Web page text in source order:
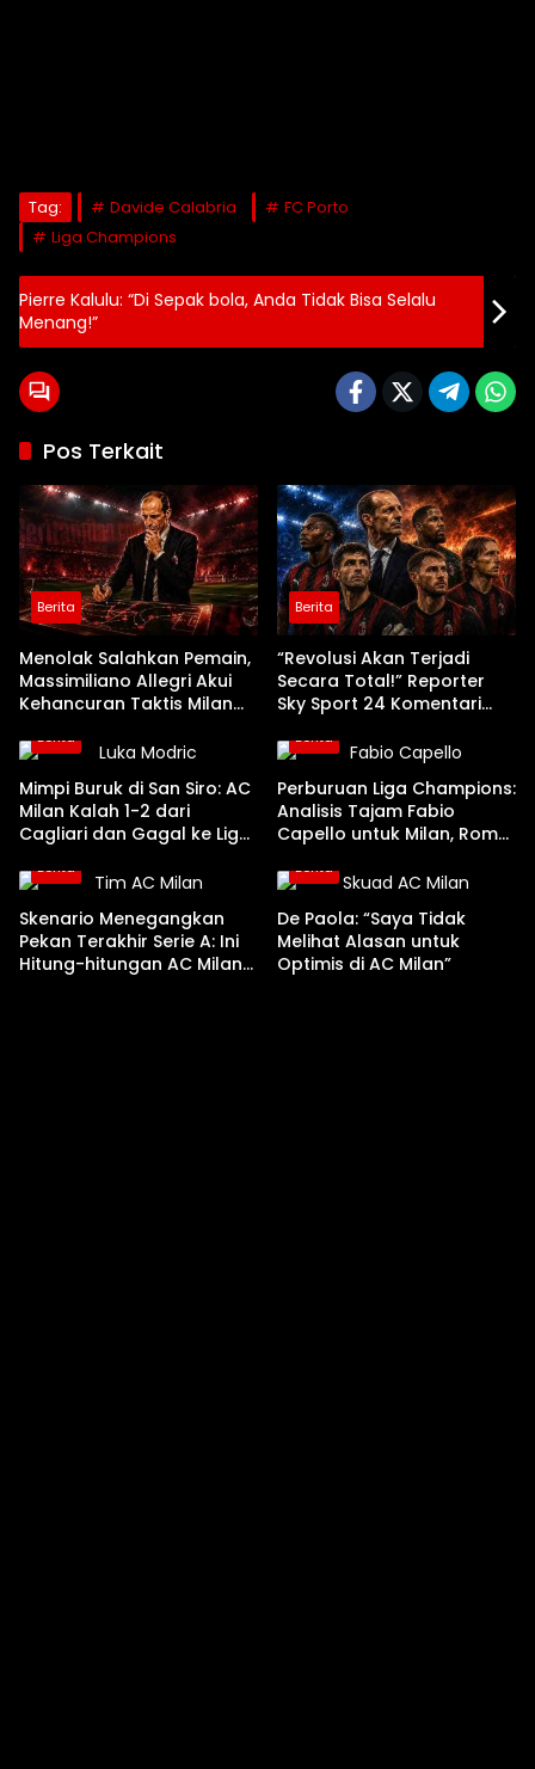
Tag: Davide Calabria
FC Porto
Liga Champions
Pierre Kalulu: “Di Sepak bola, Anda Tidak Bisa Selalu
Menang!”
Pos Terkait
Berita
Menolak Salahkan Pemain,
Massimiliano Allegri Akui
Kehancuran Taktis Milan
Berita
“Revolusi Akan Terjadi
Secara Total!” Reporter
Sky Sport 24 Komentari
Berita
Mimpi Buruk di San Siro: AC
Milan Kalah 1-2 dari
Cagliari dan Gagal ke Liga
Berita
Perburuan Liga Champions:
Analisis Tajam Fabio
Capello untuk Milan, Roma,
Berita
Skenario Menegangkan
Pekan Terakhir Serie A: Ini
Hitung-hitungan AC Milan
Berita
De Paola: “Saya Tidak
Melihat Alasan untuk
Optimis di AC Milan”